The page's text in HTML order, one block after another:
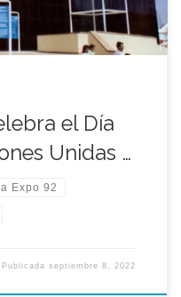
el Día
Unidas …
Expo 92
Publicadaseptiembre 8, 2022